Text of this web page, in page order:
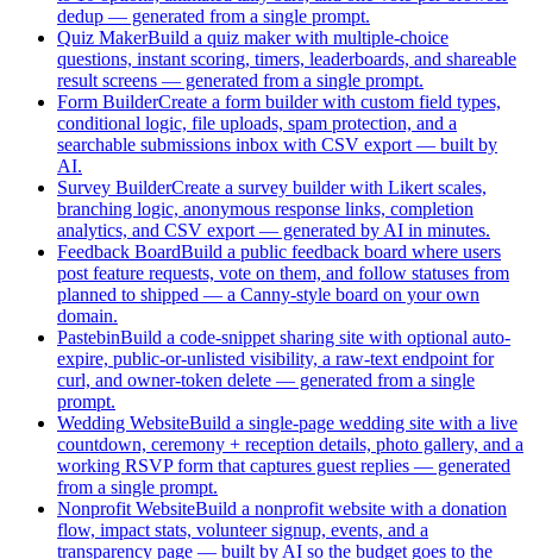
dedup — generated from a single prompt.
Quiz MakerBuild a quiz maker with multiple-choice
questions, instant scoring, timers, leaderboards, and shareable
result screens — generated from a single prompt.
Form BuilderCreate a form builder with custom field types,
conditional logic, file uploads, spam protection, and a
searchable submissions inbox with CSV export — built by
AI.
Survey BuilderCreate a survey builder with Likert scales,
branching logic, anonymous response links, completion
analytics, and CSV export — generated by AI in minutes.
Feedback BoardBuild a public feedback board where users
post feature requests, vote on them, and follow statuses from
planned to shipped — a Canny-style board on your own
domain.
PastebinBuild a code-snippet sharing site with optional auto-
expire, public-or-unlisted visibility, a raw-text endpoint for
curl, and owner-token delete — generated from a single
prompt.
Wedding WebsiteBuild a single-page wedding site with a live
countdown, ceremony + reception details, photo gallery, and a
working RSVP form that captures guest replies — generated
from a single prompt.
Nonprofit WebsiteBuild a nonprofit website with a donation
flow, impact stats, volunteer signup, events, and a
transparency page — built by AI so the budget goes to the